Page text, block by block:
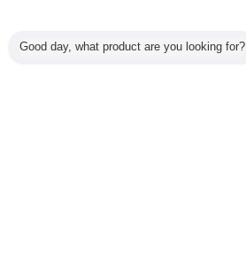
Good day, what product are you looking for?